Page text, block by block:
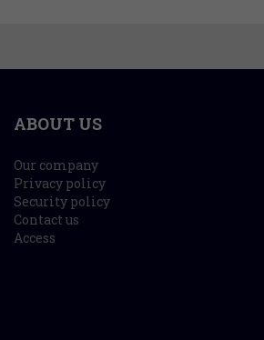
ABOUT US
Our company
Privacy policy
Security policy
Contact us
Access